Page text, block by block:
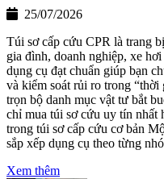
25/07/2026
Túi sơ cấp cứu CPR là trang
gia đình, doanh nghiệp, xe
dụng cụ đạt chuẩn giúp bạn
và kiểm soát rủi ro trong
trọn bộ danh mục vật tư bắt
chỉ mua túi sơ cứu uy tín nhất
trong túi sơ cấp cứu cơ bản
sắp xếp dụng cụ theo từng
Xem thêm